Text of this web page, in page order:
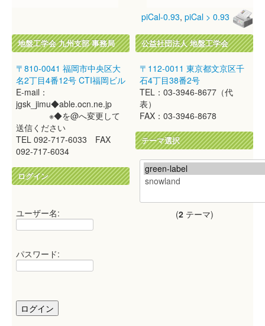
piCal-0.93, piCal > 0.93
地盤工学会 九州支部 事務局
〒810-0041 福岡市中央区大
名2丁目4番12号 CTI福岡ビル
E-mail：
jgsk_jimu◆able.ocn.ne.jp
※◆を@へ変更して
送信ください
TEL 092-717-6033 FAX
092-717-6034
ログイン
ユーザー名:
パスワード:
公益社団法人 地盤工学会
〒112-0011 東京都文京区千
石4丁目38番2号
TEL：03-3946-8677（代
表）
FAX：03-3946-8678
テーマ選択
(2テーマ)